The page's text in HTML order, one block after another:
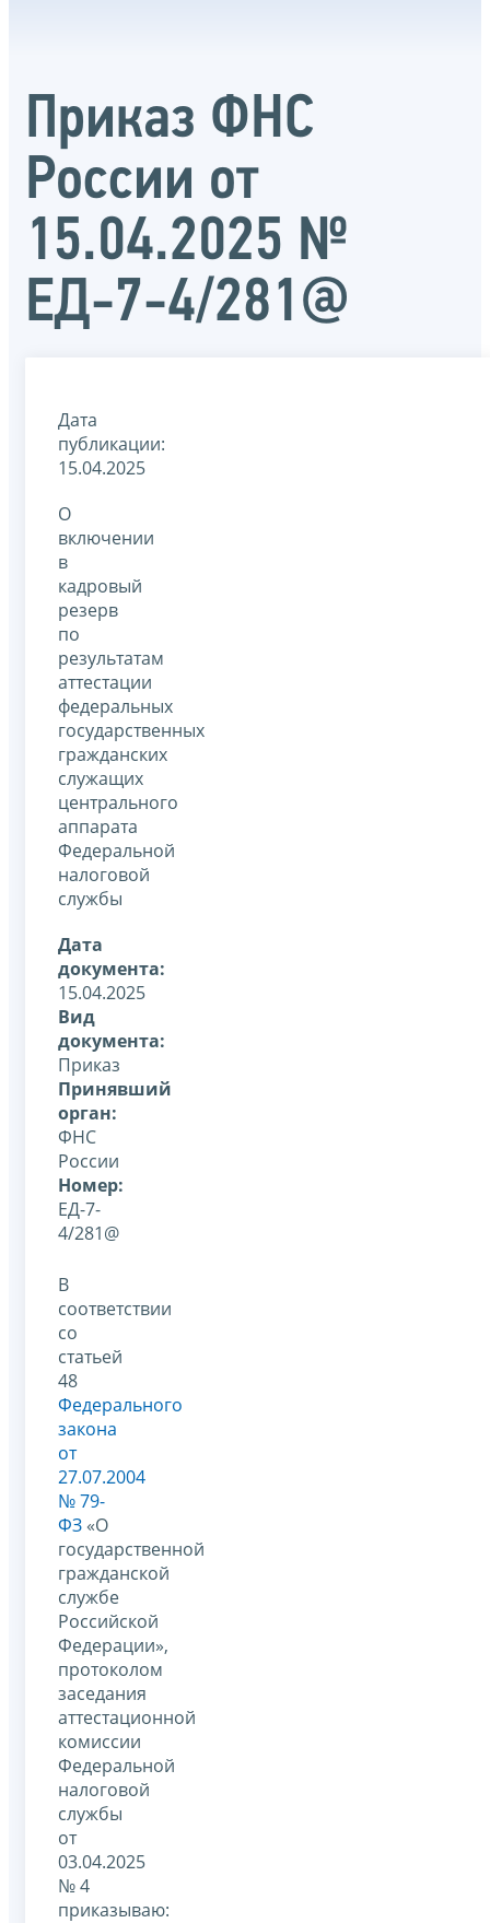
Приказ ФНС
России от
15.04.2025 №
ЕД-7-4/281@
Дата
публикации:
15.04.2025
О
включении
в
кадровый
резерв
по
результатам
аттестации
федеральных
государственных
гражданских
служащих
центрального
аппарата
Федеральной
налоговой
службы
Дата
документа:
15.04.2025
Вид
документа:
Приказ
Принявший
орган:
ФНС
России
Номер:
ЕД-7-
4/281@
В
соответствии
со
статьей
48
Федерального
закона
от
27.07.2004
№ 79-
ФЗ «О
государственной
гражданской
службе
Российской
Федерации»,
протоколом
заседания
аттестационной
комиссии
Федеральной
налоговой
службы
от
03.04.2025
№ 4
приказываю: